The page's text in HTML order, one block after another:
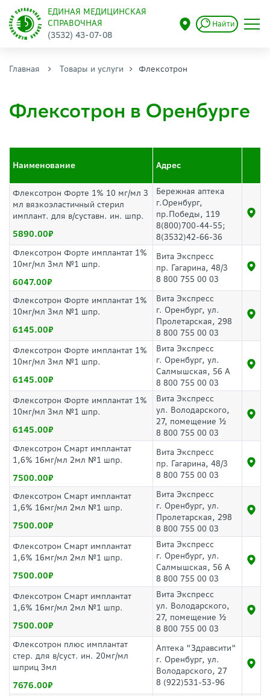
ЕДИНАЯ МЕДИЦИНСКАЯ
СПРАВОЧНАЯ
(3532) 43-07-08
Найти
Главная Товары и услуги Флексотрон
Флексотрон в Оренбурге
Наименование Адрес
Флексотрон Форте 1% 10 мг/мл 3
мл вязкоэластичный стерил
имплант. для в/суставн. ин. шпр.
5890.00
Бережная аптека
г.Оренбург,
пр.Победы, 119
8(800)700-44-55;
8(3532)42-66-36
Флексотрон Форте имплантат 1%
10мг/мл 3мл №1 шпр.
6047.00
Вита Экспресс
пр. Гагарина, 48/3
8 800 755 00 03
Флексотрон Форте имплантат 1%
10мг/мл 3мл №1 шпр.
6145.00
Вита Экспресс
г. Оренбург, ул.
Пролетарская, 298
8 800 755 00 03
Флексотрон Форте имплантат 1%
10мг/мл 3мл №1 шпр.
6145.00
Вита Экспресс
г. Оренбург, ул.
Салмышская, 56 А
8 800 755 00 03
Флексотрон Форте имплантат 1%
10мг/мл 3мл №1 шпр.
6145.00
Вита Экспресс
ул. Володарского,
27, помещение ½
8 800 755 00 03
Флексотрон Смарт имплантат
1,6% 16мг/мл 2мл №1 шпр.
7500.00
Вита Экспресс
пр. Гагарина, 48/3
8 800 755 00 03
Флексотрон Смарт имплантат
1,6% 16мг/мл 2мл №1 шпр.
7500.00
Вита Экспресс
г. Оренбург, ул.
Пролетарская, 298
8 800 755 00 03
Флексотрон Смарт имплантат
1,6% 16мг/мл 2мл №1 шпр.
7500.00
Вита Экспресс
г. Оренбург, ул.
Салмышская, 56 А
8 800 755 00 03
Флексотрон Смарт имплантат
1,6% 16мг/мл 2мл №1 шпр.
7500.00
Вита Экспресс
ул. Володарского,
27, помещение ½
8 800 755 00 03
Флексотрон плюс имплантат
стер. для в/суст. ин. 20мг/мл
шприц 3мл
7676.00
Аптека "Здравсити"
г. Оренбург, ул.
Володарского, 27
8 (922)531-53-96